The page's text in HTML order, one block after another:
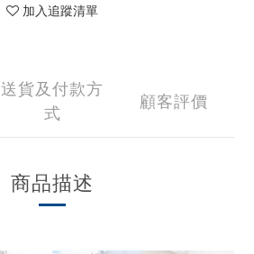
加入追蹤清單
送貨及付款方
式
顧客評價
商品描述